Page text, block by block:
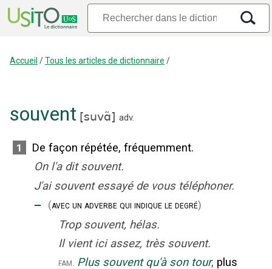
Accueil /Tous les articles de dictionnaire /
souvent [suvɑ̃] adv.
1
De façon répétée, fréquemment.
On l'a dit souvent.
J'ai souvent essayé de vous téléphoner.
‒ (avec un adverbe qui indique le degré)
Trop souvent, hélas.
Il vient ici assez, très souvent.
fam. Plus souvent qu'à son tour, plus